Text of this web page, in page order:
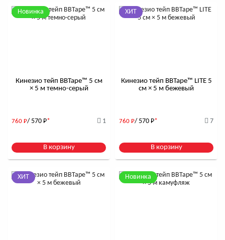
Новинка
Кинезио тейп BBTape™ 5 см
× 5 м темно-серый
760 Р/ 570 Р* 1
В корзину
ХИТ
Кинезио тейп BBTape™ LITE 5
см × 5 м бежевый
760 Р/ 570 Р* 7
В корзину
ХИТ Новинка